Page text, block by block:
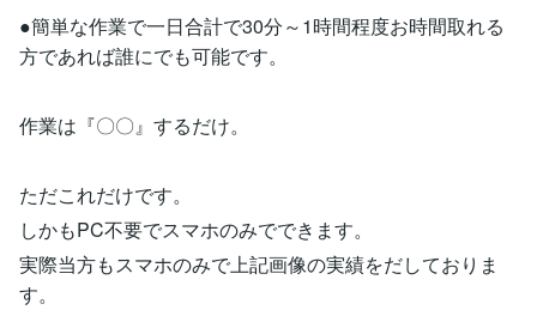
●簡単な作業で一日合計で30分～1時間程度お時間取れる
方であれば誰にでも可能です。
作業は『〇〇』するだけ。
ただこれだけです。
しかもPC不要でスマホのみでできます。
実際当方もスマホのみで上記画像の実績をだしておりま
す。